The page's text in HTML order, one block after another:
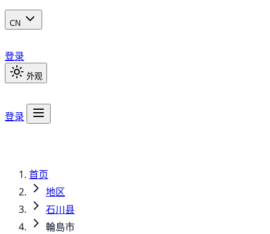
CN
登录
外观
登录
首页
地区
石川县
輪島市